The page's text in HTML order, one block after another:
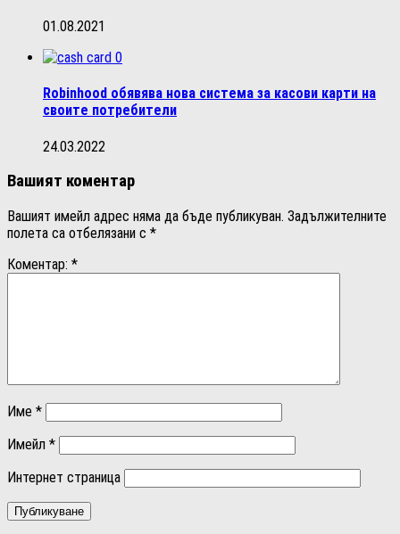
01.08.2021
0
Robinhood обявява нова система за касови карти на
своите потребители
24.03.2022
Вашият коментар
Вашият имейл адрес няма да бъде публикуван. Задължителните
полета са отбелязани с *
Коментар: *
Име *
Имейл *
Интернет страница